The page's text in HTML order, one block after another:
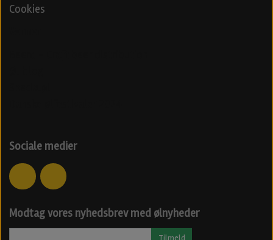
Cookies
Sociale medier
Modtag vores nyhedsbrev med ølnyheder